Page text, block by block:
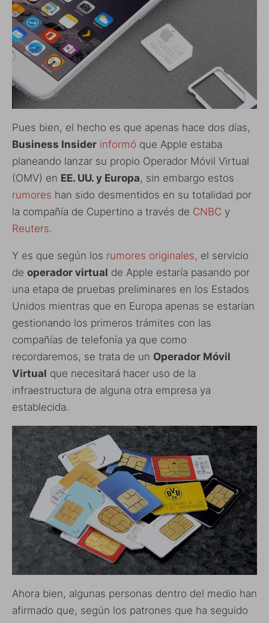
Pues bien, el hecho es que apenas hace dos días,
Business Insider informó que Apple estaba
planeando lanzar su propio Operador Móvil Virtual
(OMV) en EE. UU. y Europa, sin embargo estos
rumores han sido desmentidos en su totalidad por
la compañía de Cupertino a través de CNBC y
Reuters.
Y es que según los rumores originales, el servicio
de operador virtual de Apple estaría pasando por
una etapa de pruebas preliminares en los Estados
Unidos mientras que en Europa apenas se estarían
gestionando los primeros trámites con las
compañías de telefonía ya que como
recordaremos, se trata de un Operador Móvil
Virtual que necesitará hacer uso de la
infraestructura de alguna otra empresa ya
establecida.
Ahora bien, algunas personas dentro del medio han
afirmado que, según los patrones que ha seguido